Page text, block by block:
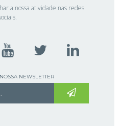
a nossa atividade nas redes
NEWSLETTER